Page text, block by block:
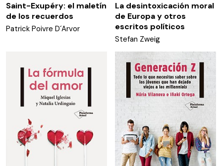
Saint-Exupéry: el maletín
de los recuerdos
Patrick Poivre D´Arvor
La desintoxicación moral
de Europa y otros
escritos políticos
Stefan Zweig